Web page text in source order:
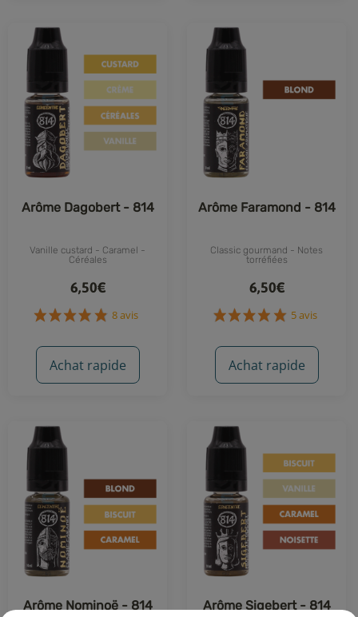
Arôme Dagobert - 814
Vanille custard - Caramel -
Céréales
6,50€
8 avis
Achat rapide
Arôme Faramond - 814
Classic gourmand - Notes
torréfiées
6,50€
5 avis
Achat rapide
Arôme Nominoë - 814 Arôme Sigebert - 814